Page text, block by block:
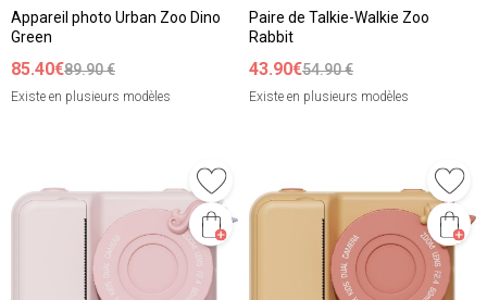
Appareil photo Urban Zoo Dino
Green
85.40€89.90 €
Existe en plusieurs modèles
Paire de Talkie-Walkie Zoo
Rabbit
43.90€54.90 €
Existe en plusieurs modèles